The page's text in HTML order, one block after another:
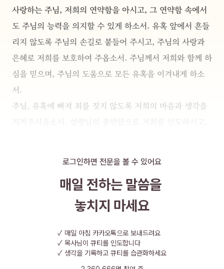
사랑하는 주님, 저희의 연약함을 아시고, 그 연약함 속에서
도 주님의 능력을 의지할 수 있게 하소서. 유혹 앞에서 흔들
리지 않도록 주님의 손길로 붙들어 주시고, 주님의 사랑과
은혜로 저희를 보호하여 주옵소서. 주님께서 저희와 함께 하
심을 믿으며, 주님의 도움으로 모든 유혹을 이겨내게 하소
서.
주님, 유혹에 빠져 죄를 짓지 않도록 저희의 마음과 생각을
지켜주시옵소서. 성령님의 충만함으로 저희를 인도하시고,
또한, 저희의 가족과 친구들, 그리고 믿음의 공동체가 유혹
을 이겨내고 주님의 뜻 안에서 살아가기를 기도합니다. 서로
힘을 주옵소서. 주님께서 저희 모두를 보호하시고, 주님의
영광을 나타내는 삶을 살게 하소서.
예수 그리스도의 이름으로 기도드립니다. 아멘.
로그인하면 전문을 볼 수 있어요
매일 전하는 말씀을
놓치지 마세요
✓ 매일 아침 카카오톡으로 보내드려요
✓ 목사님이 큐티를 인도합니다
✓ 생각을 기록하고 큐티를 습관화하세요